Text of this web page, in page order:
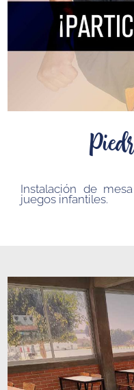
Instalación de
juegos infantiles.